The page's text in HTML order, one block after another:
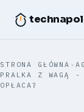
STRONA GŁÓWNA ›
PRALKA Z WAGĄ -
OPŁACA?